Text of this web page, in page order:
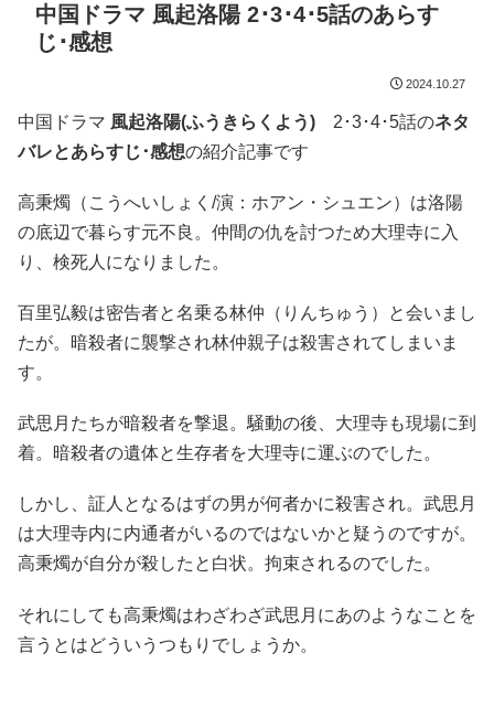
中国ドラマ 風起洛陽 2･3･4･5話のあらす
じ･感想
2024.10.27
中国ドラマ 風起洛陽(ふうきらくよう) 2･3･4･5話のネタ
バレとあらすじ･感想の紹介記事です
高秉燭（こうへいしょく/演：ホアン・シュエン）は洛陽
の底辺で暮らす元不良。仲間の仇を討つため大理寺に入
り、検死人になりました。
百里弘毅は密告者と名乗る林仲（りんちゅう）と会いまし
たが。暗殺者に襲撃され林仲親子は殺害されてしまいま
す。
武思月たちが暗殺者を撃退。騒動の後、大理寺も現場に到
着。暗殺者の遺体と生存者を大理寺に運ぶのでした。
しかし、証人となるはずの男が何者かに殺害され。武思月
は大理寺内に内通者がいるのではないかと疑うのですが。
高秉燭が自分が殺したと白状。拘束されるのでした。
それにしても高秉燭はわざわざ武思月にあのようなことを
言うとはどういうつもりでしょうか。